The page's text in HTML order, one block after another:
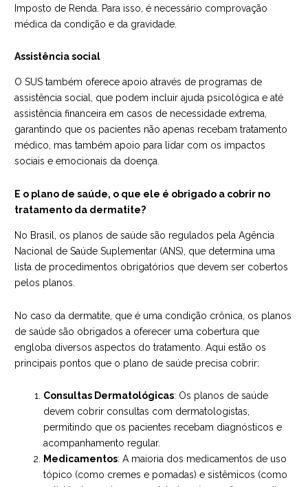
Imposto de Renda. Para isso, é necessário comprovação
médica da condição e da gravidade.
Assistência social
O SUS também oferece apoio através de programas de
assistência social, que podem incluir ajuda psicológica e até
assistência financeira em casos de necessidade extrema,
garantindo que os pacientes não apenas recebam tratamento
médico, mas também apoio para lidar com os impactos
sociais e emocionais da doença.
E o plano de saúde, o que ele é obrigado a cobrir no
tratamento da dermatite?
No Brasil, os planos de saúde são regulados pela Agência
Nacional de Saúde Suplementar (ANS), que determina uma
lista de procedimentos obrigatórios que devem ser cobertos
pelos planos.
No caso da dermatite, que é uma condição crônica, os planos
de saúde são obrigados a oferecer uma cobertura que
engloba diversos aspectos do tratamento. Aqui estão os
principais pontos que o plano de saúde precisa cobrir:
Consultas Dermatológicas: Os planos de saúde
devem cobrir consultas com dermatologistas,
permitindo que os pacientes recebam diagnósticos e
acompanhamento regular.
Medicamentos: A maioria dos medicamentos de uso
tópico (como cremes e pomadas) e sistêmicos (como